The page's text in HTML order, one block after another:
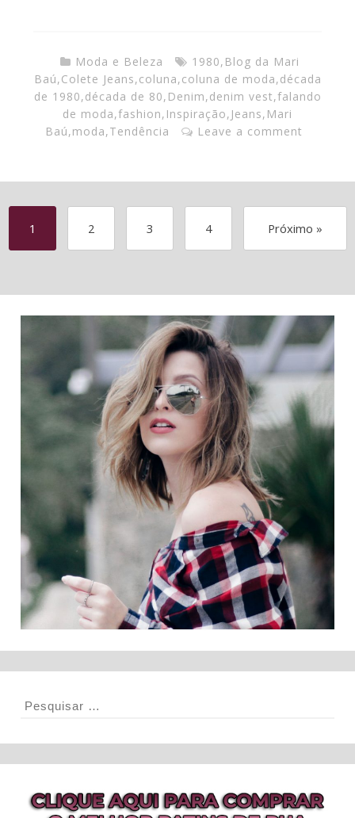
Moda e Beleza 1980, Blog da Mari
Baú,Colete Jeans,coluna,coluna de moda,década
de 1980,década de 80, Denim,denim vest,falando
de moda,fashion, Inspiração, Jeans, Mari
Baú,moda,Tendência Leave a comment
1 2 3 4 Próximo »